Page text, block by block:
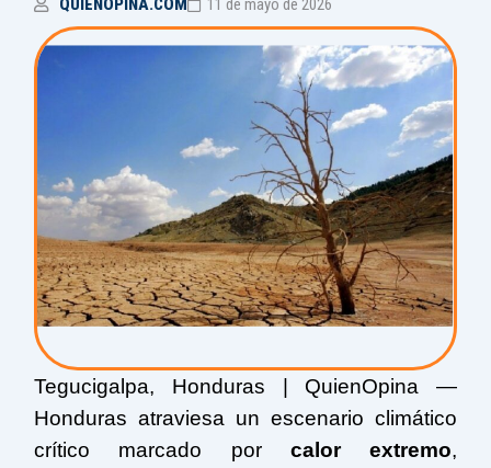
Tegucigalpa, Honduras | QuienOpina —
Honduras atraviesa un escenario climático
crítico marcado por calor extremo,